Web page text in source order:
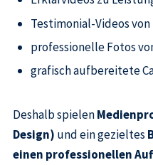
Testimonial-Videos
professionelle Fotos
grafisch aufbereitete
Deshalb spielen
Design) und ein gezieltes
einen professionellen